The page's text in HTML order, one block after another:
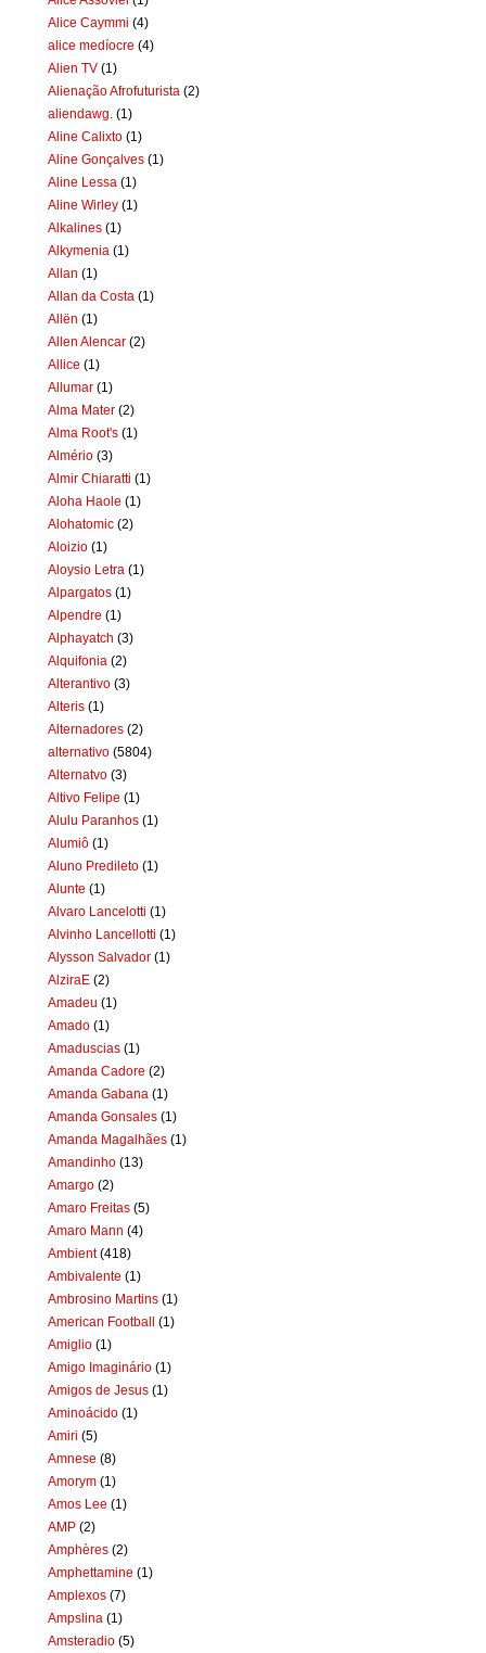
Alice Caymmi (4)
alice medíocre (4)
Alien TV (1)
Alienação Afrofuturista (2)
aliendawg. (1)
Aline Calixto (1)
Aline Gonçalves (1)
Aline Lessa (1)
Aline Wirley (1)
Alkalines (1)
Alkymenia (1)
Allan (1)
Allan da Costa (1)
Allën (1)
Allen Alencar (2)
Allice (1)
Allumar (1)
Alma Mater (2)
Alma Root's (1)
Almério (3)
Almir Chiaratti (1)
Aloha Haole (1)
Alohatomic (2)
Aloizio (1)
Aloysio Letra (1)
Alpargatos (1)
Alpendre (1)
Alphayatch (3)
Alquifonia (2)
Alterantivo (3)
Alteris (1)
Alternadores (2)
alternativo (5804)
Alternatvo (3)
Altivo Felipe (1)
Alulu Paranhos (1)
Alumiô (1)
Aluno Predileto (1)
Alunte (1)
Alvaro Lancelotti (1)
Alvinho Lancellotti (1)
Alysson Salvador (1)
AlziraE (2)
Amadeu (1)
Amado (1)
Amaduscias (1)
Amanda Cadore (2)
Amanda Gabana (1)
Amanda Gonsales (1)
Amanda Magalhães (1)
Amandinho (13)
Amargo (2)
Amaro Freitas (5)
Amaro Mann (4)
Ambient (418)
Ambivalente (1)
Ambrosino Martins (1)
American Football (1)
Amiglio (1)
Amigo Imaginário (1)
Amigos de Jesus (1)
Aminoácido (1)
Amiri (5)
Amnese (8)
Amorym (1)
Amos Lee (1)
AMP (2)
Amphères (2)
Amphettamine (1)
Amplexos (7)
Ampslina (1)
Amsteradio (5)